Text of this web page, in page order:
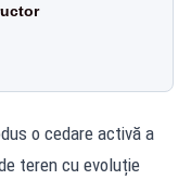
o cedare activă a
teren cu evoluție